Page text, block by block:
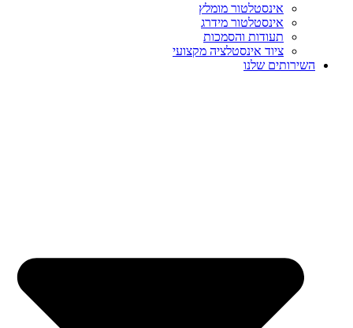
אינסטלטור מומלץ
אינסטלטור מידרג
תעודות והסמכות
ציוד אינסטלציה מקצועי
השירותים שלנו